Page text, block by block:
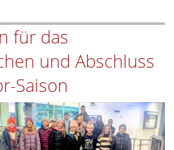
für das
und Abschluss
Saison